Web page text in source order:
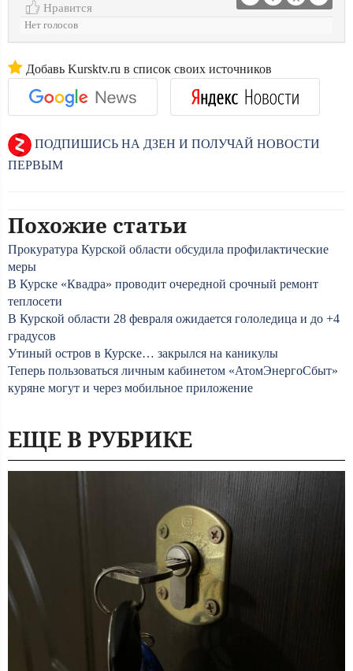
Нравится
Нет голосов
Добавь Kursktv.ru в список своих источников
ПОДПИШИСЬ НА ДЗЕН И ПОЛУЧАЙ НОВОСТИ
ПЕРВЫМ
Похожие статьи
Прокуратура Курской области обсудила профилактические
меры
В Курске «Квадра» проводит очередной срочный ремонт
теплосети
В Курской области 28 февраля ожидается гололедица и до +4
градусов
Утиный остров в Курске… закрылся на каникулы
Теперь пользоваться личным кабинетом «АтомЭнергоСбыт»
куряне могут и через мобильное приложение
ЕЩЕ В РУБРИКЕ